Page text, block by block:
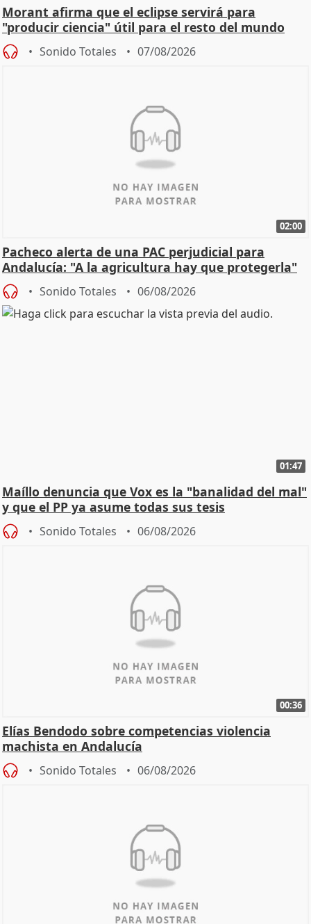
Morant afirma que el eclipse servirá para
"producir ciencia" útil para el resto del mundo
Sonido Totales 07/08/2026
02:00
Pacheco alerta de una PAC perjudicial para
Andalucía: "A la agricultura hay que protegerla"
Sonido Totales 06/08/2026
01:47
Maíllo denuncia que Vox es la "banalidad del mal"
y que el PP ya asume todas sus tesis
Sonido Totales 06/08/2026
00:36
Elías Bendodo sobre competencias violencia
machista en Andalucía
Sonido Totales 06/08/2026